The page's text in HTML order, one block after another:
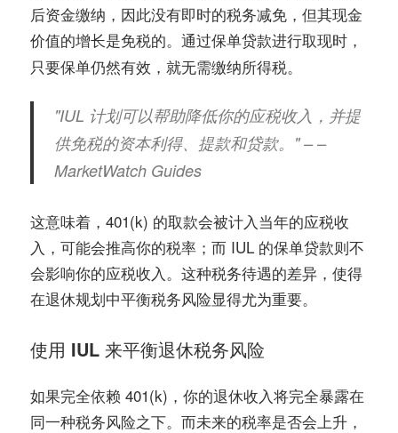
后资金缴纳，因此没有即时的税务减免，但其现金
价值的增长是免税的。通过保单贷款进行取现时，
只要保单仍然有效，就无需缴纳所得税。
"IUL 计划可以帮助降低你的应税收入，并提
供免税的资本利得、提款和贷款。" – –
MarketWatch Guides
这意味着，401(k) 的取款会被计入当年的应税收
入，可能会推高你的税率；而 IUL 的保单贷款则不
会影响你的应税收入。这种税务待遇的差异，使得
在退休规划中平衡税务风险显得尤为重要。
使用 IUL 来平衡退休税务风险
如果完全依赖 401(k)，你的退休收入将完全暴露在
同一种税务风险之下。而未来的税率是否会上升，